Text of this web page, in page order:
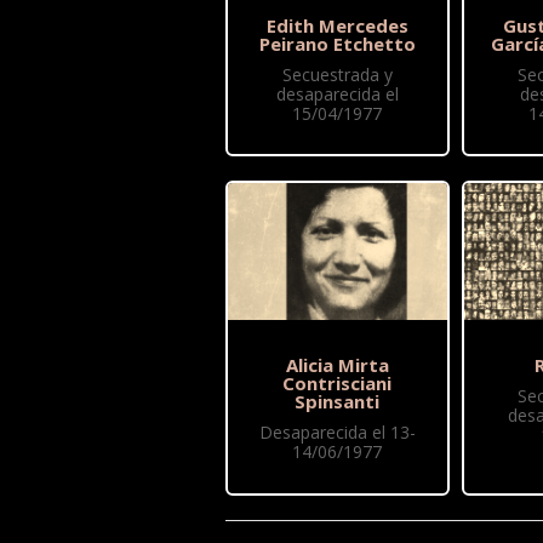
Edith Mercedes
Peirano Etchetto
Secuestrada y
desaparecida el
15/04/1977
Alicia Mirta
Contrisciani
Spinsanti
Desaparecida el 13-
14/06/1977